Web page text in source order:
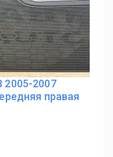
2005-2007
правая